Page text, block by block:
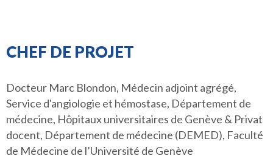
CHEF DE PROJET
Docteur Marc Blondon, Médecin adjoint agrégé,
Service d'angiologie et hémostase, Département de
médecine, Hôpitaux universitaires de Genève & Privat
docent, Département de médecine (DEMED), Faculté
de Médecine de l’Université de Genève